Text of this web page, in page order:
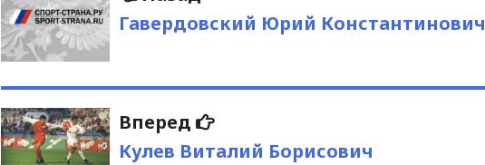
по
записям
запись:
Гавердовский Юрий Константинович
Вперед
Следующая
запись:
Кулев Виталий Борисович